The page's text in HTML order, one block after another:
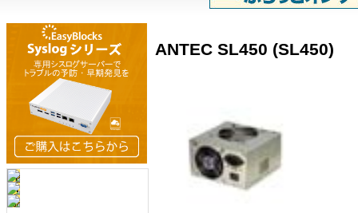
ANTEC SL450 (SL450)